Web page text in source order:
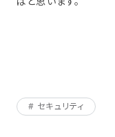
セキュリティ